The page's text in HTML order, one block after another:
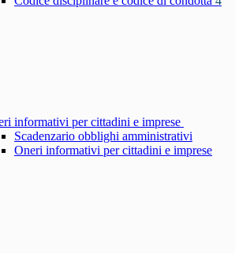
informativi per cittadini e imprese
Scadenzario obblighi amministrativi
Oneri informativi per cittadini e imprese